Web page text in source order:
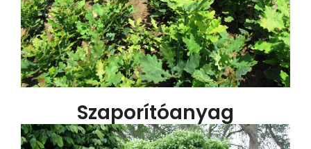
Szaporítóanyag